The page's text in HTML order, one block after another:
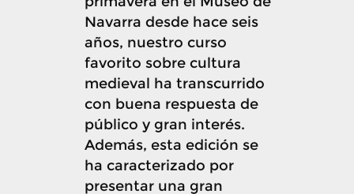
Navarra desde hace seis
años, nuestro curso
favorito sobre cultura
medieval ha transcurrido
con buena respuesta de
público y gran interés.
Además, esta edición se
ha caracterizado por
presentar una gran